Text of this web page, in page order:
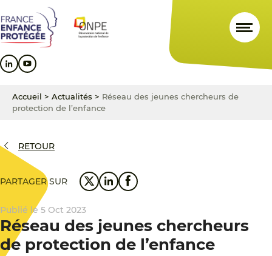
au
contenu
principal
au
menu
principal
au
pied
de
Accueil > Actualités > Réseau des jeunes chercheurs de
protection de l’enfance
RETOUR
PARTAGER SUR
Publié le 5 Oct 2023
Réseau des jeunes chercheurs
de protection de l’enfance